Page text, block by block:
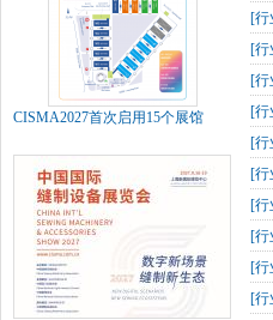
CISMA2027首次启用15个展馆
[行
[行
[行
[行
[行
[行
[行
[行
[行
[行